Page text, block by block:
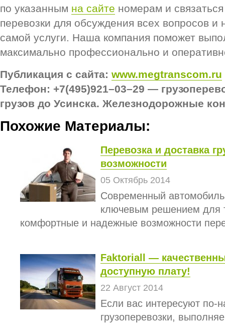
по указанным на сайте номерам и
перевозки для обсуждения всех вопросов и
самой услуги. Наша компания поможет
максимально профессионально и
Публикация с сайта: www.megtranscom.ru
Телефон: +7(495)921–03–29 —
грузов до Усинска. Железнодорожные
Похожие Материалы:
Перевозка и доставка
возможности
05 Октябрь 2014
Современный
ключевым решением для
комфортные и надежные возможности
Faktoriall —
доступную плату!
22 Август 2014
Если вас интересуют по-
грузоперевозки,